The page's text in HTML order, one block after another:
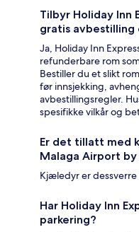
Tilbyr Holiday Inn
gratis avbestilling
Ja, Holiday Inn
refunderbare rom
Bestiller du et slikt
før innsjekking,
avbestillingsregler.
spesifikke vilkår og
Er det tillatt med
Malaga Airport by
Kjæledyr er
Har Holiday Inn
parkering?